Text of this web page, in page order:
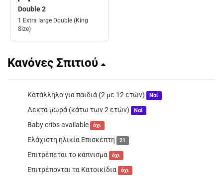
Double 2
1 Extra large Double (King
Size)
Κανόνες Σπιτιού
Κατάλληλο για παιδιά (2 με 12 ετών) Ναί
Δεκτά μωρά (κάτω των 2 ετών) Ναί
Baby cribs available όχι
Ελάχιστη ηλικία Επισκέπτη 21
Επιτρέπεται το κάπνισμα όχι
Επιτρέπονται τα Κατοικίδια όχι